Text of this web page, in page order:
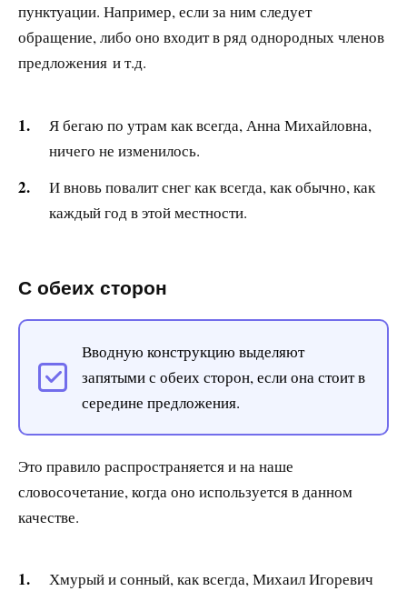
пунктуации. Например, если за ним следует
обращение, либо оно входит в ряд однородных членов
предложения и т.д.
Я бегаю по утрам как всегда, Анна Михайловна,
ничего не изменилось.
И вновь повалит снег как всегда, как обычно, как
каждый год в этой местности.
С обеих сторон
Вводную конструкцию выделяют
запятыми с обеих сторон, если она стоит в
середине предложения.
Это правило распространяется и на наше
словосочетание, когда оно используется в данном
качестве.
Хмурый и сонный, как всегда, Михаил Игоревич